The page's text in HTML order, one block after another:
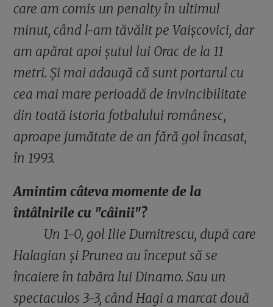
care am comis un penalty în ultimul
minut, când l-am tăvălit pe Vaișcovici, dar
am apărat apoi șutul lui Orac de la 11
metri. Și mai adaugă că sunt portarul cu
cea mai mare perioadă de invincibilitate
din toată istoria fotbalului românesc,
aproape jumătate de an fără gol încasat,
în 1993.
Amintim câteva momente de la
întâlnirile cu "câinii"?
Un 1-0, gol Ilie Dumitrescu, după care
Halagian și Prunea au început să se
încaiere în tabăra lui Dinamo. Sau un
spectaculos 3-3, când Hagi a marcat două